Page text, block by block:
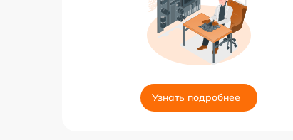
Узнать подробнее